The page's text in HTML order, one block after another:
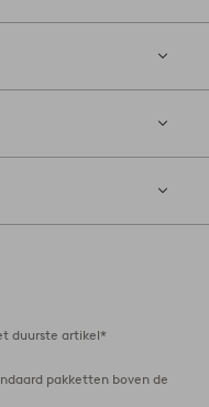
duurste artikel*
pakketten boven de